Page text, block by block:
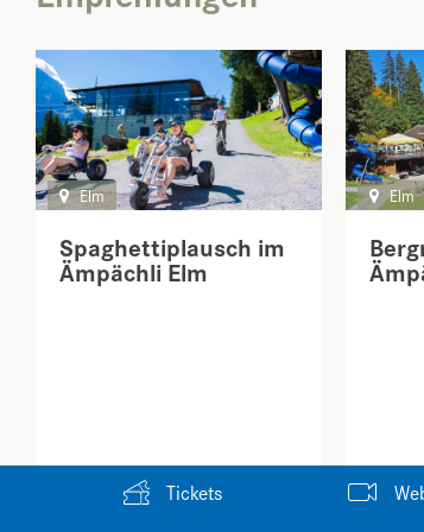
Spaghettiplausch im
Ämpächli Elm
Elm Elm
Tickets